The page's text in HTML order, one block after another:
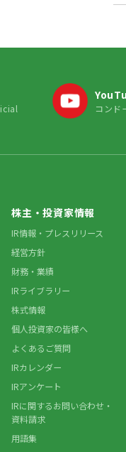
コンド
株主・投資家情報
IR情報・プレスリリース
経営方針
財務・業績
IRライブラリー
株式情報
個人投資家の皆様へ
よくあるご質問
IRカレンダー
IRアンケート
IRに関するお問い合わせ・
資料請求
用語集